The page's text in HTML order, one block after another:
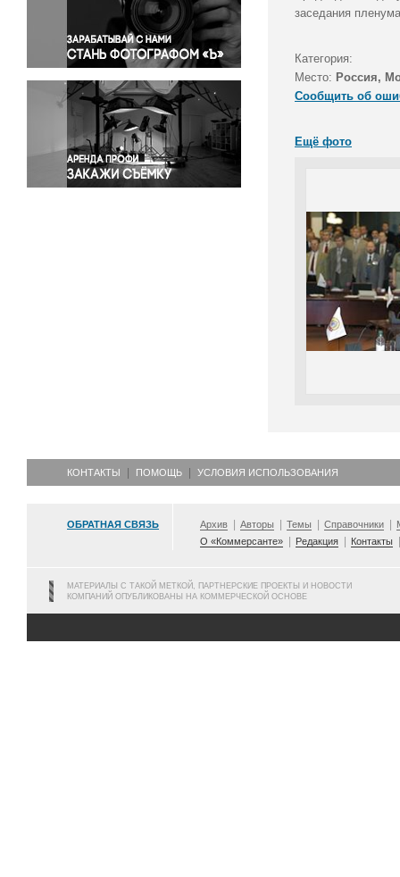
Правосудие
Происшествия и конфликты
Религия
Светская жизнь
Спорт
Экология
Экономика и бизнес
заседания
Категория:
Место: Россия,
Сообщить об
Ещё фото
КОНТАКТЫ ПОМОЩЬ УСЛОВИЯ ИСПОЛЬЗОВАНИЯ
ОБРАТНАЯ СВЯЗЬ Архив Авторы Темы Справочники
О «Коммерсанте»
Редакция Контакты
МАТЕРИАЛЫ С ТАКОЙ МЕТКОЙ, ПАРТНЕРСКИЕ ПРОЕКТЫ И НОВОСТИ
КОМПАНИЙ ОПУБЛИКОВАНЫ НА КОММЕРЧЕСКОЙ ОСНОВЕ